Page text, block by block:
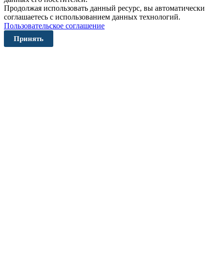
Продолжая использовать данный ресурс, вы автоматически
соглашаетесь с использованием данных технологий.
Пользовательское соглашение
Принять